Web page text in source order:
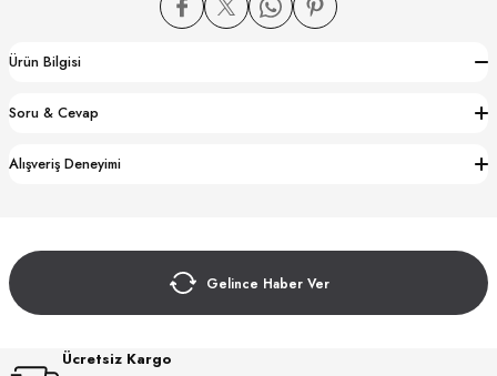
Ürün Bilgisi
Soru & Cevap
Alışveriş Deneyimi
Gelince Haber Ver
Ücretsiz Kargo